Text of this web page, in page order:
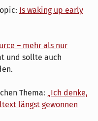
Is waking up early
– mehr als nur
und sollte auch
Thema: „Ich denke,
längst gewonnen